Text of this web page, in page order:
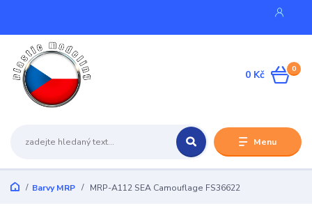
Menu
0
0 Kč
Barvy MRP MRP-A112 SEA Camouflage FS36622